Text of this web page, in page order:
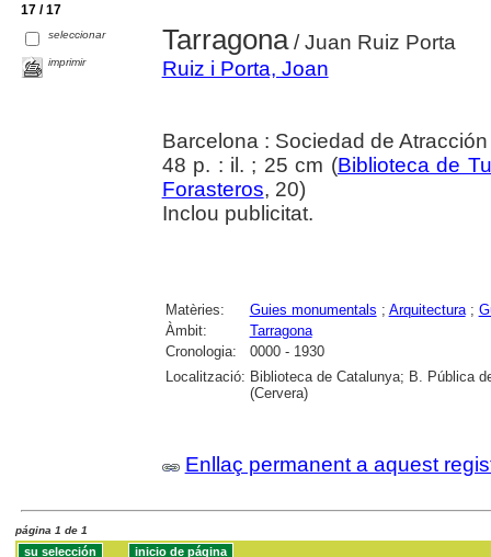
17 / 17
seleccionar
imprimir
Tarragona/ Juan Ruiz Porta
Ruiz i Porta, Joan
Barcelona : Sociedad de
48 p. : il. ; 25 cm (Biblioteca de
Forasteros, 20)
Inclou publicitat.
Matèries: Guies monumentals ; Arquitectura;
Àmbit:
Tarragona
Cronologia:
0000 - 1930
Localització: Biblioteca de Catalunya; B. Pública
(Cervera)
Enllaç permanent a aquest
página 1 de 1